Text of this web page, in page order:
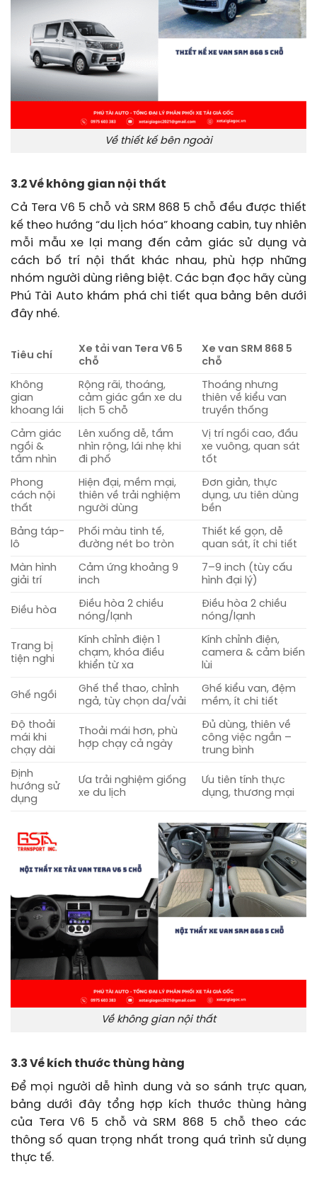
Về thiết kế bên ngoài
3.2 Về không gian nội thất
Cả Tera V6 5 chỗ và SRM 868 5 chỗ đều được thiết
kế theo hướng “du lịch hóa” khoang cabin, tuy nhiên
mỗi mẫu xe lại mang đến cảm giác sử dụng và
cách bố trí nội thất khác nhau, phù hợp những
nhóm người dùng riêng biệt. Các bạn đọc hãy cùng
Phú Tài Auto khám phá chi tiết qua bảng bên dưới
đây nhé.
Tiêu chí
Xe tải van Tera V6 5
chỗ
Xe van SRM 868 5
chỗ
Không
gian
khoang lái
Rộng rãi, thoáng,
cảm giác gần xe du
lịch 5 chỗ
Thoáng nhưng
thiên về kiểu van
truyền thống
Cảm giác
ngồi &
tầm nhìn
Lên xuống dễ, tầm
nhìn rộng, lái nhẹ khi
đi phố
Vị trí ngồi cao, đầu
xe vuông, quan sát
tốt
Phong
cách nội
thất
Hiện đại, mềm mại,
thiên về trải nghiệm
người dùng
Đơn giản, thực
dụng, ưu tiên dùng
bền
Bảng táp-
lô
Phối màu tinh tế,
đường nét bo tròn
Thiết kế gọn, dễ
quan sát, ít chi tiết
Màn hình
giải trí
Cảm ứng khoảng 9
inch
7–9 inch (tùy cấu
hình đại lý)
Điều hòa
Điều hòa 2 chiều
nóng/lạnh
Điều hòa 2 chiều
nóng/lạnh
Trang bị
tiện nghi
Kính chỉnh điện 1
chạm, khóa điều
khiển từ xa
Kính chỉnh điện,
camera & cảm biến
lùi
Ghế ngồi
Ghế thể thao, chỉnh
ngả, tùy chọn da/vải
Ghế kiểu van, đệm
mềm, ít chi tiết
Độ thoải
mái khi
chạy dài
Thoải mái hơn, phù
hợp chạy cả ngày
Đủ dùng, thiên về
công việc ngắn –
trung bình
Định
hướng sử
dụng
Ưa trải nghiệm giống
xe du lịch
Ưu tiên tính thực
dụng, thương mại
Về không gian nội thất
3.3 Về kích thước thùng hàng
Để mọi người dễ hình dung và so sánh trực quan,
bảng dưới đây tổng hợp kích thước thùng hàng
của Tera V6 5 chỗ và SRM 868 5 chỗ theo các
thông số quan trọng nhất trong quá trình sử dụng
thực tế.